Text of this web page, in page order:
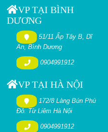
VP TẠI BÌNH
DƯƠNG
51/11 Ấp Tây B, Dĩ
An, Bình Dương
0904991912
VP TẠI HÀ NỘI
172/8 Làng Bún Phú
Đô. Từ Liêm Hà Nội
0904991912